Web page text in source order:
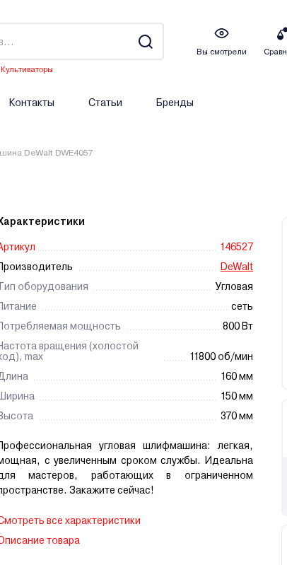
Культиваторы
Вы смотрели
Контакты Статьи Бренды
DeWalt DWE4057
146527
DeWalt
оборудования
Угловая
сеть
мощность
800 Вт
вращения (холостой
max
11800 об/мин
160 мм
150 мм
370 мм
угловая шлифмашина: легкая,
с увеличенным сроком службы. Идеальна
мастеров, работающих в ограниченном
Закажите сейчас!
все характеристики
товара